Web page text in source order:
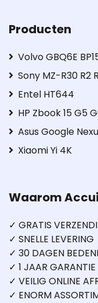
Producten
Volvo GBQ6E
Sony MZ-R30 R2
Entel HT644
HP Zbook 15 G5
Asus Google
Xiaomi Yi 4K
Waarom
✓ GRATIS
✓ SNELLE LEVERING
✓ 30 DAGEN
✓ 1 JAAR GARANTIE
✓ VEILIG ONLINE
✓ ENORM